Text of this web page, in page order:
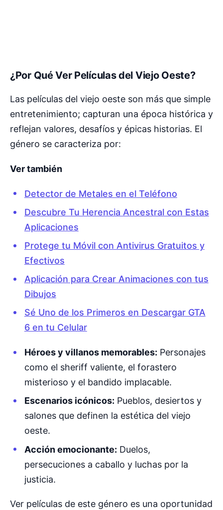
¿Por Qué Ver Películas del Viejo Oeste?
Las películas del viejo oeste son más que simple
entretenimiento; capturan una época histórica y
reflejan valores, desafíos y épicas historias. El
género se caracteriza por:
Ver también
Detector de Metales en el Teléfono
Descubre Tu Herencia Ancestral con Estas
Aplicaciones
Protege tu Móvil con Antivirus Gratuitos y
Efectivos
Aplicación para Crear Animaciones con tus
Dibujos
Sé Uno de los Primeros en Descargar GTA
6 en tu Celular
Héroes y villanos memorables: Personajes
como el sheriff valiente, el forastero
misterioso y el bandido implacable.
Escenarios icónicos: Pueblos, desiertos y
salones que definen la estética del viejo
oeste.
Acción emocionante: Duelos,
persecuciones a caballo y luchas por la
justicia.
Ver películas de este género es una oportunidad